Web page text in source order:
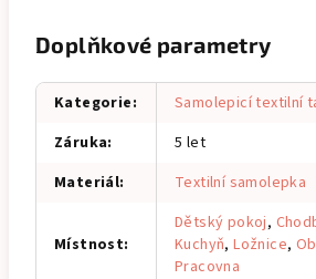
Doplňkové parametry
Kategorie:
Samolepicí textilní
Záruka:
5 let
Materiál: Textilní samolepka
Místnost:
Dětský pokoj,
Kuchyň,Ložnice,
Pracovna